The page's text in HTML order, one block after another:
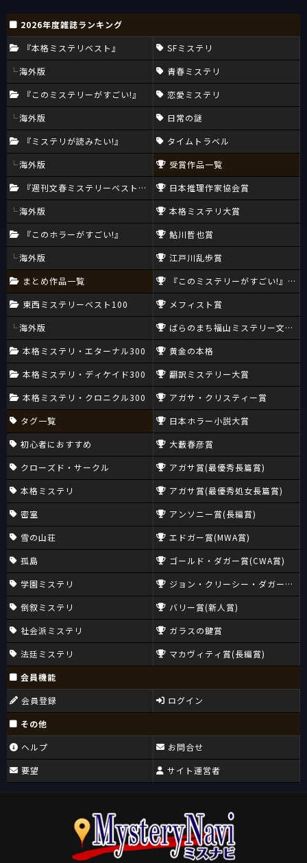
2026年度雑誌ランキング
『本格ミステリベスト』
海外版
『このミステリーがすごい!』
海外版
『ミステリが読みたい!』
海外版
『週刊文春ミステリーベスト10』
海外版
『このホラーがすごい!』
海外版
まとめ作品一覧
東西ミステリーベスト100
海外版
本格ミステリ・エターナル300
本格ミステリ・ディケイド300
本格ミステリ・クロニクル300
タグ一覧
初心者におすすめ
クローズド・サークル
本格ミステリ
密室
雪の山荘
孤島
学園ミステリ
倒叙ミステリ
社会派ミステリ
法廷ミステリ
SFミステリ
青春ミステリ
恋愛ミステリ
日常の謎
タイムトラベル
受賞作品一覧
日本推理作家協会賞
本格ミステリ大賞
鮎川哲也賞
江戸川乱歩賞
『このミステリーがすごい!』大賞
メフィスト賞
ばらのまち福山ミステリー文学新
黄金の本格
翻訳ミステリー大賞
アガサ・クリスティー賞
日本ホラー小説大賞
大藪春彦賞
アガサ賞(最優秀長篇賞)
アガサ賞(最優秀処女長篇賞)
アンソニー賞(長編賞)
エドガー賞(MWA賞)
ゴールド・ダガー賞(CWA賞)
ジョン・クリーシー・ダガー賞
バリー賞(新人賞)
ガラスの鍵賞
マカヴィティ賞(長編賞)
会員機能
会員登録
ログイン
その他
ヘルプ
要望
お問合せ
サイト運営者